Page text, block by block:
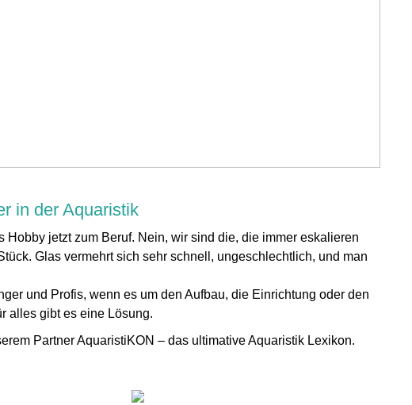
in der Aquaristik
jetzt zum Beruf. Nein, wir sind die, die immer eskalieren
Glas vermehrt sich sehr schnell, ungeschlechtlich, und man
und Profis, wenn es um den Aufbau, die Einrichtung oder den
alles gibt es eine Lösung.
Partner AquaristiKON – das ultimative Aquaristik Lexikon.